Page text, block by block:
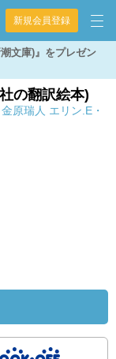
新規会員登録
文庫)』をプレゼン
の翻訳絵本)
金原瑞人 エリン.E・